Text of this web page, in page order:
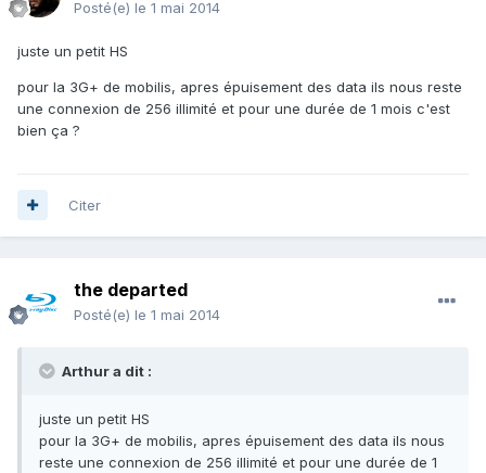
Posté(e) le 1 mai 2014
juste un petit HS
pour la 3G+ de mobilis, apres épuisement des data ils nous reste
une connexion de 256 illimité et pour une durée de 1 mois c'est
bien ça ?
Citer
the departed
Posté(e) le 1 mai 2014
Arthur a dit :
juste un petit HS
pour la 3G+ de mobilis, apres épuisement des data ils nous
reste une connexion de 256 illimité et pour une durée de 1